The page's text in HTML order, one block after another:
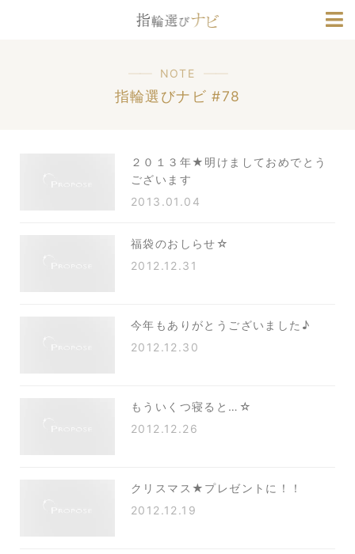
ブランド情報
NOTE
指輪選びナビ #78
２０１３年★明けましておめでとう
ございます
2013.01.04
福袋のおしらせ☆
2012.12.31
今年もありがとうございました♪
2012.12.30
もういくつ寝ると…☆
2012.12.26
クリスマス★プレゼントに！！
2012.12.19